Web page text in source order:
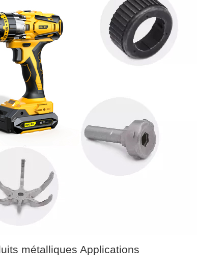
métalliques Applications